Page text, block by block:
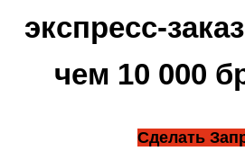
экспресс-
чем 10 000
Сделать